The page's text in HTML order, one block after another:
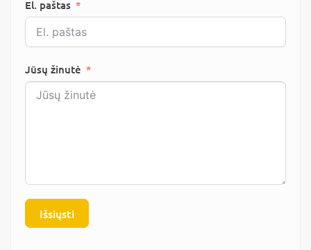
El. paštas
Jūsų žinutė
Išsiųsti